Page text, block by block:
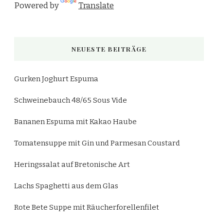
Powered by Translate
NEUESTE BEITRÄGE
Gurken Joghurt Espuma
Schweinebauch 48/65 Sous Vide
Bananen Espuma mit Kakao Haube
Tomatensuppe mit Gin und Parmesan Coustard
Heringssalat auf Bretonische Art
Lachs Spaghetti aus dem Glas
Rote Bete Suppe mit Räucherforellenfilet